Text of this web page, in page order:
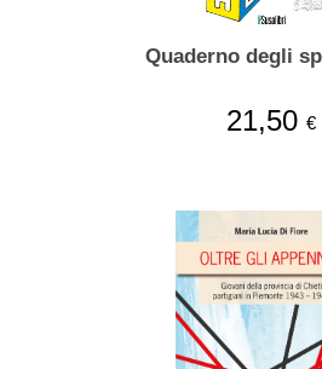
Quaderno degli
21,50 €